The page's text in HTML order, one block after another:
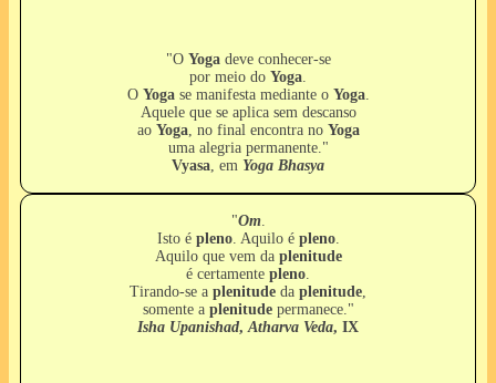
"O Yogadeve conhecer-se
por meio do Yoga
O Yogase manifesta mediante o Yoga.
Aquele que se aplica sem descanso
ao Yoga, no final encontra no Yoga
uma alegria permanente."
Vyasa , em Yoga Bhasya
"Om.
Isto é pleno. Aquilo é pleno.
Aquilo que vem da plenitude
é certamente pleno
Tirando-se a plenitude da plenitude
somente a plenitudepermanece."
Isha Upanishad, Atharva Veda, IX